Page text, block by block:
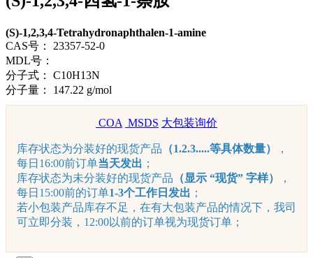
(S)-1,2,3,4-Tetrahydronaphthalen-1-amine
CAS号：
23357-52-0
MDL号：
分子式：
C10H13N
分子量：
147.22 g/mol
COA MSDS 大包装询价
库存状态为分装好的现货产品 （1.2.3.....等具体数量）
，
每日16:00前订单当天发出 ；
库存状态为未分装好的现货产品 （显示 “现货” 字样）
，
每日15:00前的订单1-3个工作日发出 ；
若小包装产品库存不足，在有大包装产品的情况下，我司
可立即分装，12:00以前的订单视为现货订单；